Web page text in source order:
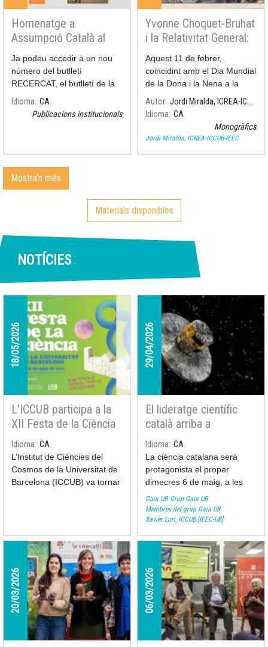
Homenatge a
Assumpció Català al
butlletí RECERCAT
Ja podeu accedir a un nou
número del butlletí
RECERCAT, el butlletí de la
recerca a Catalunya, aquest
mes dedicat a commemorar
Idioma CA
Publicacions institucionals
Yvonne Choquet-Bruhat
i la Relativitat General:
La Fructificació de la
Relació entre
Matemàtiques i Física
Aquest 11 de febrer,
coincidint amb el Dia Mundial
de la Dona i la Nena a la
Ciència, ens va deixar una
gran científica i matemàtica:
Yvonne Choquet-Bruhat.
Autor
Jordi Miralda, ICREA-ICCUB-IEEC
Idioma CA
Monogràfics
Jordi Miralda, ICREA-ICCUB-IEEC
Mostra'n més
Materials disponibles
NOTÍCIES
18/05/2026
L'ICCUB participa a la
XII Festa de la Ciència
de la UB
Idioma CA
L’Institut de Ciències del
Cosmos de la Universitat de
Barcelona (ICCUB) va tornar
participatius que van captivar
grans i petits.
29/04/2026
El lideratge científic
català arriba a
CosmoCaixa amb
l’estrena de “Gaia: de
casa nostra a l’Univers”
Idioma CA
La ciència catalana serà
protagonista el proper
dimecres 6 de maig, a les
18:30, amb l’estrena del
documental “Gaia: de casa
nostra a l’Univers” a l’Auditori
Barcelona.
Gaia UB Grup Gaia UB
Membres del grup Gaia UB
Xavier Luri, ICCUB [IEEC-UB]
20/03/2026 06/03/2026